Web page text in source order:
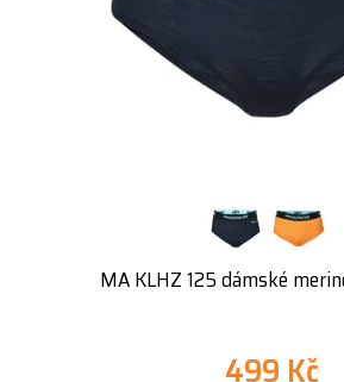
MA KLHZ 125 dámské
499 Kč